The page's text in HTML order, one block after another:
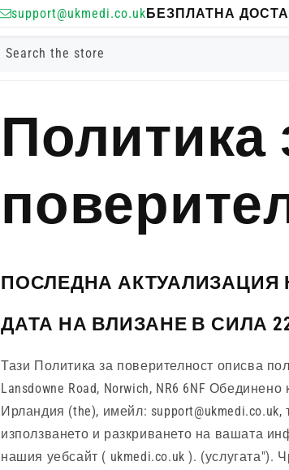
support@ukmedi.co.ukБЕЗПЛАТНА
Search the store
Политика
ПОСЛЕДНА АКТУАЛИЗАЦИЯ
ДАТА НА ВЛИЗАНЕ В СИЛА 22
Тази Политика за поверителност описва
Lansdowne Road, Norwich, NR6 6NF
Ирландия (the), имейл: support@ukmedi.co.uk,
използването и разкриването на вашата
нашия уебсайт ( ukmedi.co.uk ). (услугата").